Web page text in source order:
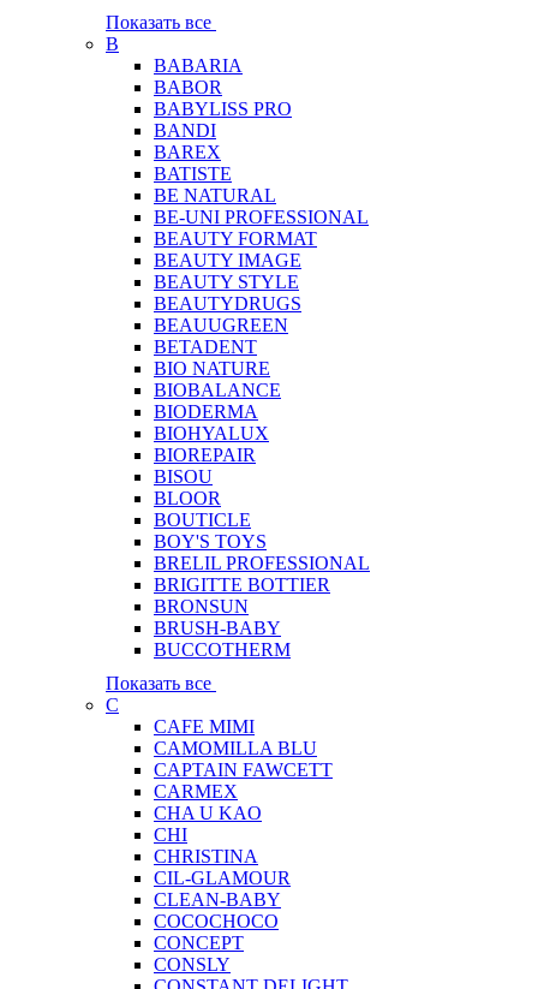
Показать все
B
BABARIA
BABOR
BABYLISS PRO
BANDI
BAREX
BATISTE
BE NATURAL
BE-UNI PROFESSIONAL
BEAUTY FORMAT
BEAUTY IMAGE
BEAUTY STYLE
BEAUTYDRUGS
BEAUUGREEN
BETADENT
BIO NATURE
BIOBALANCE
BIODERMA
BIOHYALUX
BIOREPAIR
BISOU
BLOOR
BOUTICLE
BOY'S TOYS
BRELIL PROFESSIONAL
BRIGITTE BOTTIER
BRONSUN
BRUSH-BABY
BUCCOTHERM
Показать все
C
CAFE MIMI
CAMOMILLA BLU
CAPTAIN FAWCETT
CARMEX
CHA U KAO
CHI
CHRISTINA
CIL-GLAMOUR
CLEAN-BABY
COCOCHOCO
CONCEPT
CONSLY